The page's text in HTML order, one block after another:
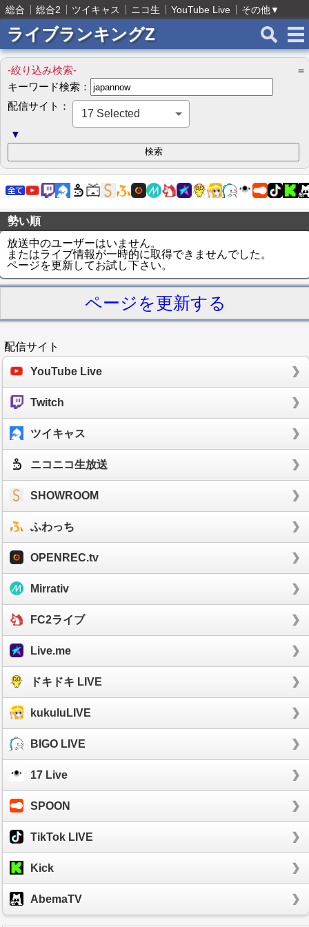
総合 総合2 ツイキャス ニコ生 YouTube Live その他▼
ライブランキングZ
-絞り込み検索-
＝
キーワード検索：
配信サイト：
17 Selected
▼
勢い順
放送中のユーザーはいません。
またはライブ情報が一時的に取得できませんでした。
ページを更新してお試し下さい。
ページを更新する
配信サイト
YouTube Live
Twitch
ツイキャス
ニコニコ生放送
SHOWROOM
ふわっち
OPENREC.tv
Mirrativ
FC2ライブ
Live.me
ドキドキ LIVE
kukuluLIVE
BIGO LIVE
17 Live
SPOON
TikTok LIVE
Kick
AbemaTV